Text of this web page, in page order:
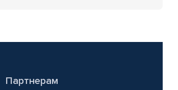
Партнерам